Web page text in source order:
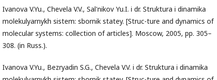
Ivanova V.Yu., Chevela V.V., Sal'nikov Yu.I. i dr. Struktura i dinamika
molekulyarnykh sistem: sbornik statey. [Struc-ture and dynamics of
molecular systems: collection of articles]. Moscow, 2005, pp. 305–
308. (in Russ.).
Ivanova V.Yu., Bezryadin S.G., Chevela V.V. i dr. Struktura i dinamika